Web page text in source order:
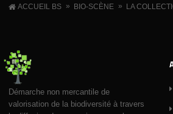
ACCUEIL BS » BIO-SCÈNE » LA
Démarche non mercantile de
valorisation de la biodiversité à travers